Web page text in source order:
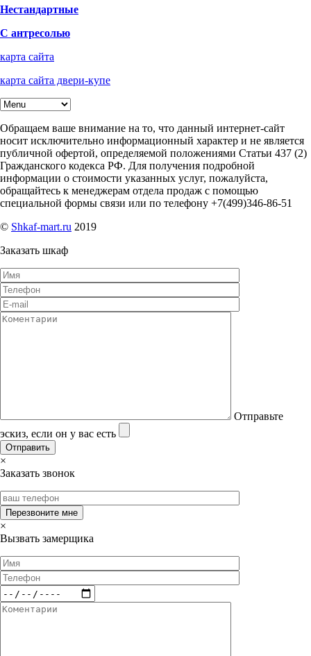
Нестандартные
С антресолью
карта сайта
карта сайта двери-купе
Обращаем ваше внимание на то, что данный интернет-сайт
носит исключительно информационный характер и не является
публичной офертой, определяемой положениями Статьи 437 (2)
Гражданского кодекса РФ. Для получения подробной
информации о стоимости указанных услуг, пожалуйста,
обращайтесь к менеджерам отдела продаж с помощью
специальной формы связи или по телефону +7(499)346-86-51
© Shkaf-mart.ru 2019
Заказать шкаф
Отправьте
эскиз, если он у вас есть
×
Заказать звонок
×
Вызвать замерщика